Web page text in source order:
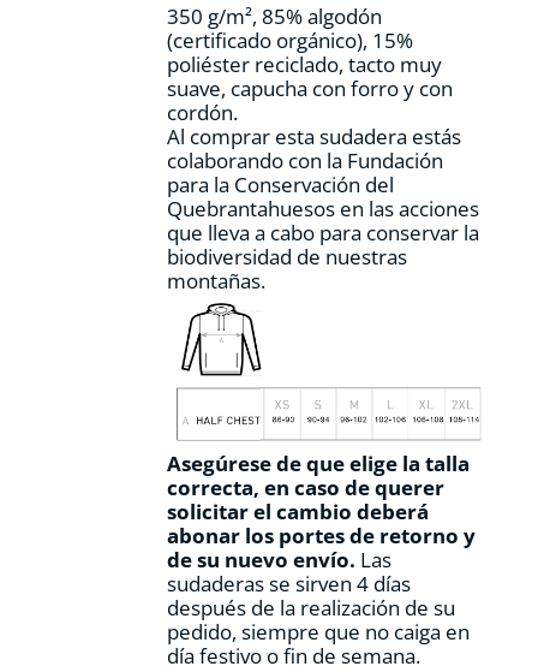
350 g/m², 85% algodón
(certificado orgánico), 15%
poliéster reciclado, tacto muy
suave, capucha con forro y con
cordón.
Al comprar esta sudadera estás
colaborando con la Fundación
para la Conservación del
Quebrantahuesos en las acciones
que lleva a cabo para conservar la
biodiversidad de nuestras
montañas.
Asegúrese de que elige la talla
correcta, en caso de querer
solicitar el cambio deberá
abonar los portes de retorno y
de su nuevo envío. Las
sudaderas se sirven 4 días
después de la realización de su
pedido, siempre que no caiga en
día festivo o fin de semana.